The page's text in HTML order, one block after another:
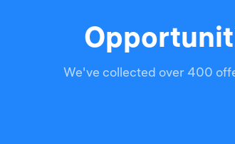
We've collected over 400